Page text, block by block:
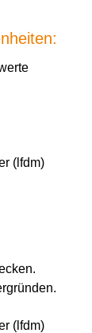
(lfdm)
(lfdm)